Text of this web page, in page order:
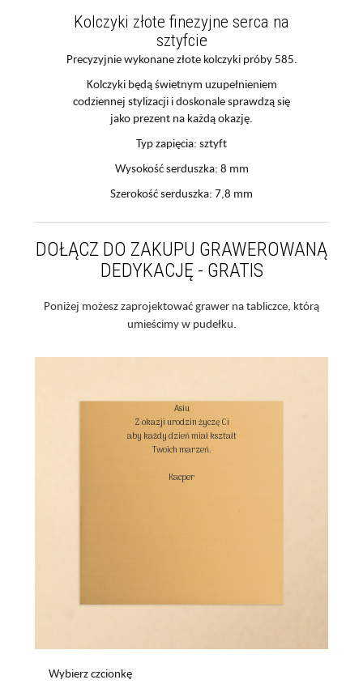
Kolczyki złote finezyjne serca na
sztyfcie
Precyzyjnie wykonane złote kolczyki próby 585.
Kolczyki będą świetnym uzupełnieniem
codziennej stylizacji i doskonale sprawdzą się
jako prezent na każdą okazję.
Typ zapięcia: sztyft
Wysokość serduszka: 8 mm
Szerokość serduszka: 7,8 mm
DOŁĄCZ DO ZAKUPU GRAWEROWANĄ
DEDYKACJĘ - GRATIS
Poniżej możesz zaprojektować grawer na tabliczce, którą
umieścimy w pudełku.
Asiu
Z okazji urodzin życzę Ci
aby każdy dzień miał kształt
Twoich marzeń.
Kacper
Wybierz czcionkę